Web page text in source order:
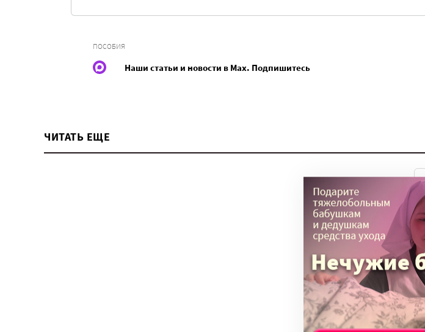
ПОСОБИЯ
Наши статьи и новости в Max. Подпишитесь
ЧИТАТЬ ЕЩЕ